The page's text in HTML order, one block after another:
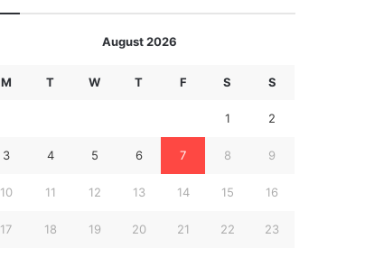
August 2026
M T W T F S S
1 2
3 4 5 6 7 8 9
10 11 12 13 14 15 16
17 18 19 20 21 22 23